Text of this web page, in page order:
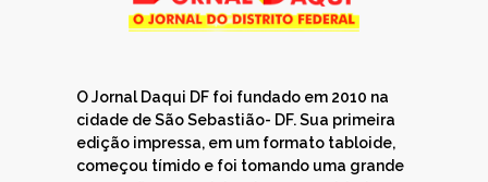
O Jornal Daqui DF foi fundado em 2010 na
cidade de São Sebastião- DF. Sua primeira
edição impressa, em um formato tabloide,
começou tímido e foi tomando uma grande